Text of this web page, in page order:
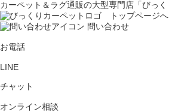
カーペット＆ラグ通販の大型専門店「びっく
問い合わせ
お電話
LINE
チャット
オンライン相談